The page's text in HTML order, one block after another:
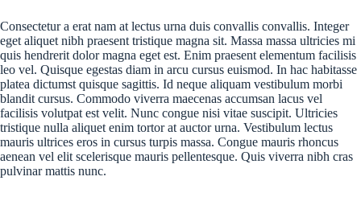
Consectetur a erat nam at lectus urna duis convallis convallis. Integer
eget aliquet nibh praesent tristique magna sit. Massa massa ultricies mi
quis hendrerit dolor magna eget est. Enim praesent elementum facilisis
leo vel. Quisque egestas diam in arcu cursus euismod. In hac habitasse
platea dictumst quisque sagittis. Id neque aliquam vestibulum morbi
blandit cursus. Commodo viverra maecenas accumsan lacus vel
facilisis volutpat est velit. Nunc congue nisi vitae suscipit. Ultricies
tristique nulla aliquet enim tortor at auctor urna. Vestibulum lectus
mauris ultrices eros in cursus turpis massa. Congue mauris rhoncus
aenean vel elit scelerisque mauris pellentesque. Quis viverra nibh cras
pulvinar mattis nunc.